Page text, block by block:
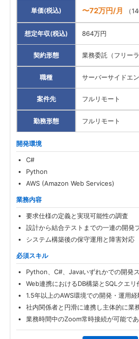
単価(税込) 〜72万円/月 （
想定年収(税込) 864万円
契約形態 業務委託（フリーラ
職種 サーバーサイドエ
案件先 フルリモート
勤務形態 フルリモート
開発環境
C#
Python
AWS (Amazon Web Services)
業務内容
要求仕様の定義と実現可能性の調査
設計から結合テストまでの一連の開発
システム構築後の保守運用と障害対応
必須スキル
Python、C#、Javaいずれかでの開発
Web連携におけるDB構築とSQLクエリ
1.5年以上のAWS環境での開発・運用経
社内関係者と円滑に連携し主体的に業
業務時間中のZoom常時接続が可能で